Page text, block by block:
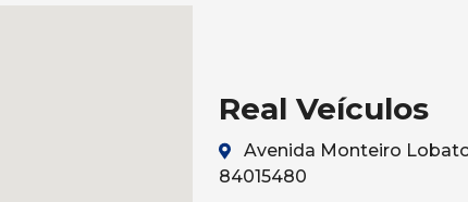
Real Veículos
Avenida Monteiro
84015480